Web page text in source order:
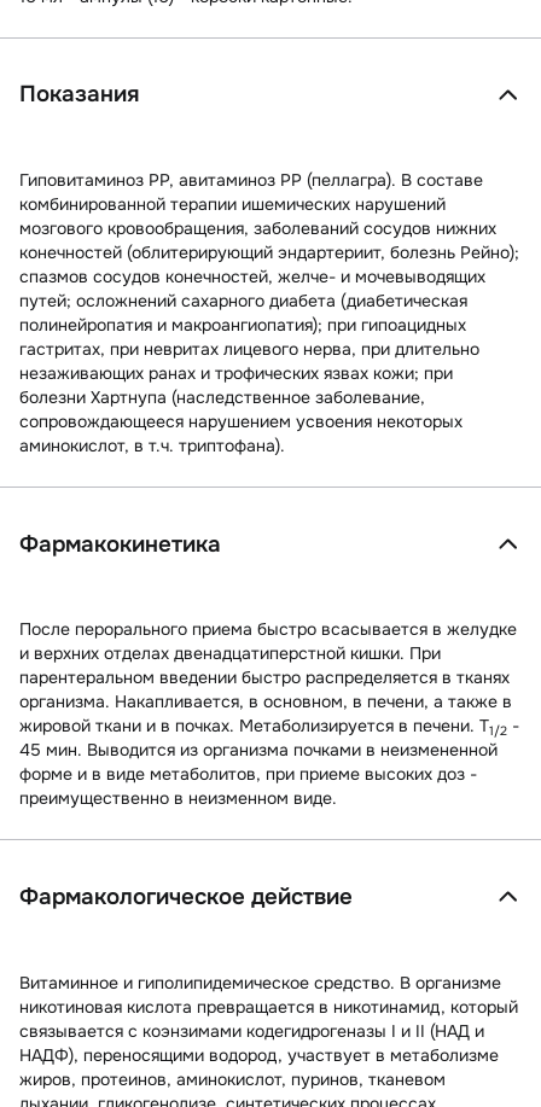
Показания
Гиповитаминоз РР, авитаминоз РР (пеллагра). В составе
комбинированной терапии ишемических нарушений
мозгового кровообращения, заболеваний сосудов нижних
конечностей (облитерирующий эндартериит, болезнь Рейно);
спазмов сосудов конечностей, желче- и мочевыводящих
путей; осложнений сахарного диабета (диабетическая
полинейропатия и макроангиопатия); при гипоацидных
гастритах, при невритах лицевого нерва, при длительно
незаживающих ранах и трофических язвах кожи; при
болезни Хартнупа (наследственное заболевание,
сопровождающееся нарушением усвоения некоторых
аминокислот, в т.ч. триптофана).
Фармакокинетика
После перорального приема быстро всасывается в желудке
и верхних отделах двенадцатиперстной кишки. При
парентеральном введении быстро распределяется в тканях
организма. Накапливается, в основном, в печени, а также в
жировой ткани и в почках. Метаболизируется в печени. T1/2 -
45 мин. Выводится из организма почками в неизмененной
форме и в виде метаболитов, при приеме высоких доз -
преимущественно в неизменном виде.
Фармакологическое действие
Витаминное и гиполипидемическое средство. В организме
никотиновая кислота превращается в никотинамид, который
связывается с коэнзимами кодегидрогеназы I и II (НАД и
НАДФ), переносящими водород, участвует в метаболизме
жиров, протеинов, аминокислот, пуринов, тканевом